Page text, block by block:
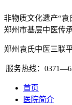
非物质文化遗产“袁
郑州市基层中医传
郑州袁氏中医三联
服务热线：
首页
医院简介